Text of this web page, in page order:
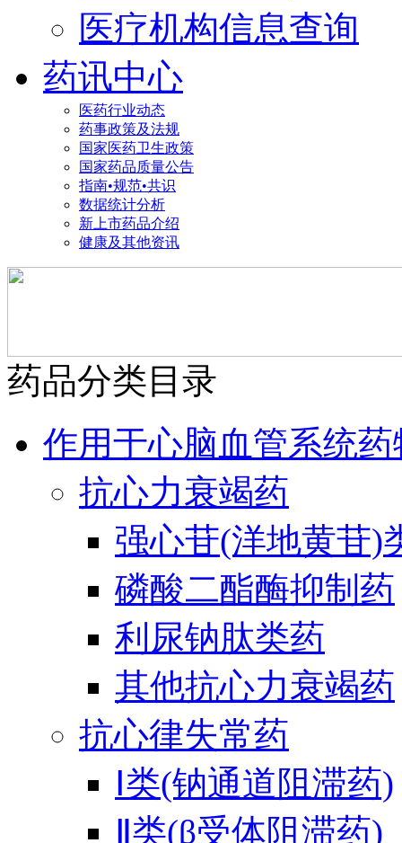
医疗机构信息查询
药讯中心
医药行业动态
药事政策及法规
国家医药卫生政策
国家药品质量公告
指南•规范•共识
数据统计分析
新上市药品介绍
健康及其他资讯
药品分类目录
作用于心脑血管系统药
抗心力衰竭药
强心苷(洋地黄苷)
磷酸二酯酶抑制药
利尿钠肽类药
其他抗心力衰竭药
抗心律失常药
Ⅰ类(钠通道阻滞药)
Ⅱ类(β受体阻滞药)